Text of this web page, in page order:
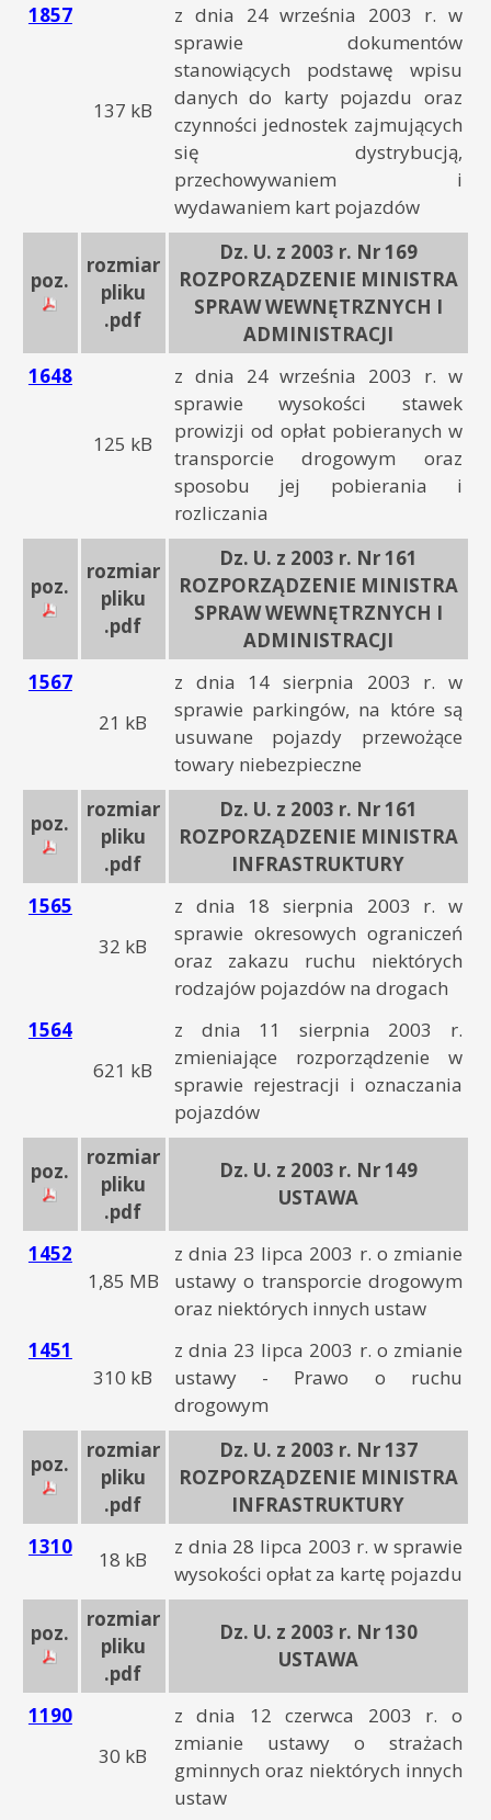
1857
137 kB
z dnia 24 września 2003 r. w
sprawie dokumentów
stanowiących podstawę wpisu
danych do karty pojazdu oraz
czynności jednostek zajmujących
się dystrybucją,
przechowywaniem i
wydawaniem kart pojazdów
poz.
rozmiar
pliku
.pdf
Dz. U. z 2003 r. Nr 169
ROZPORZĄDZENIE MINISTRA
SPRAW WEWNĘTRZNYCH I
ADMINISTRACJI
1648
125 kB
z dnia 24 września 2003 r. w
sprawie wysokości stawek
prowizji od opłat pobieranych w
transporcie drogowym oraz
sposobu jej pobierania i
rozliczania
poz.
rozmiar
pliku
.pdf
Dz. U. z 2003 r. Nr 161
ROZPORZĄDZENIE MINISTRA
SPRAW WEWNĘTRZNYCH I
ADMINISTRACJI
1567
21 kB
z dnia 14 sierpnia 2003 r. w
sprawie parkingów, na które są
usuwane pojazdy przewożące
towary niebezpieczne
poz.
rozmiar
pliku
.pdf
Dz. U. z 2003 r. Nr 161
ROZPORZĄDZENIE MINISTRA
INFRASTRUKTURY
1565
32 kB
z dnia 18 sierpnia 2003 r. w
sprawie okresowych ograniczeń
oraz zakazu ruchu niektórych
rodzajów pojazdów na drogach
1564
621 kB
z dnia 11 sierpnia 2003 r.
zmieniające rozporządzenie w
sprawie rejestracji i oznaczania
pojazdów
poz.
rozmiar
pliku
.pdf
Dz. U. z 2003 r. Nr 149
USTAWA
1452
1,85 MB
z dnia 23 lipca 2003 r. o zmianie
ustawy o transporcie drogowym
oraz niektórych innych ustaw
1451
310 kB
z dnia 23 lipca 2003 r. o zmianie
ustawy - Prawo o ruchu
drogowym
poz.
rozmiar
pliku
.pdf
Dz. U. z 2003 r. Nr 137
ROZPORZĄDZENIE MINISTRA
INFRASTRUKTURY
1310
18 kB
z dnia 28 lipca 2003 r. w sprawie
wysokości opłat za kartę pojazdu
poz.
rozmiar
pliku
.pdf
Dz. U. z 2003 r. Nr 130
USTAWA
1190
30 kB
z dnia 12 czerwca 2003 r. o
zmianie ustawy o strażach
gminnych oraz niektórych innych
ustaw